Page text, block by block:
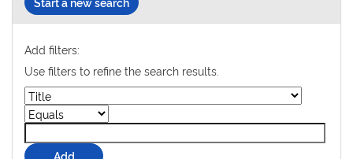
Add filters:
Use filters to refine the search results.